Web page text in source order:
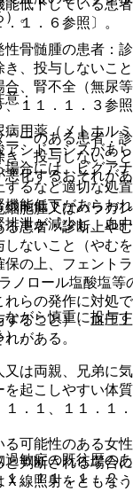
低下している患
１．６参照〕。
：
病用薬（メトホル
アシドーシスがあ
場合には、ビグア
るなど適切な処
能低下があらわ
排泄が減少し、血
ながら慎重に投与
）。
可能性のある女
判断される場合
線照射をともなう
。
骨髄腫の患者：
き、投与しないこ
合、腎不全（無尿
１１．１．３参照
ーのある患者：
き、投与しないこ
悪化するおそれが
胞腫又はパラガ
る患者：診断上や
しないこと（やむ
保の上、フェント
ノロール塩酸塩等
れらの発作に対処
すること）、血圧
がある。
は両親、兄弟に
起こしやすい体
１．１、１１．１
敏症の既往歴のあ
１、１１．１．２